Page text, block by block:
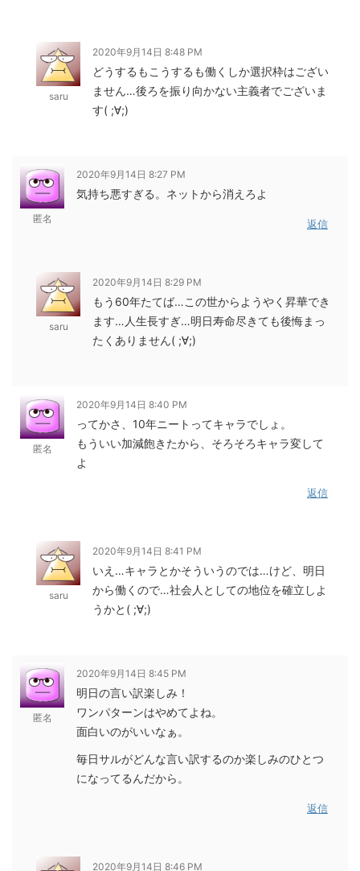
saru
2020年9月14日 8:48 PM
どうするもこうするも働くしか選択枠はござい
ません…後ろを振り向かない主義者でございま
す( ;∀;)
匿名
2020年9月14日 8:27 PM
気持ち悪すぎる。ネットから消えろよ
返信
saru
2020年9月14日 8:29 PM
もう60年たてば…この世からようやく昇華でき
ます…人生長すぎ…明日寿命尽きても後悔まっ
たくありません( ;∀;)
匿名
2020年9月14日 8:40 PM
ってかさ、10年ニートってキャラでしょ。
もういい加減飽きたから、そろそろキャラ変して
よ
返信
saru
2020年9月14日 8:41 PM
いえ…キャラとかそういうのでは…けど、明日
から働くので…社会人としての地位を確立しよ
うかと( ;∀;)
匿名
2020年9月14日 8:45 PM
明日の言い訳楽しみ！
ワンパターンはやめてよね。
面白いのがいいなぁ。
毎日サルがどんな言い訳するのか楽しみのひとつ
になってるんだから。
返信
2020年9月14日 8:46 PM